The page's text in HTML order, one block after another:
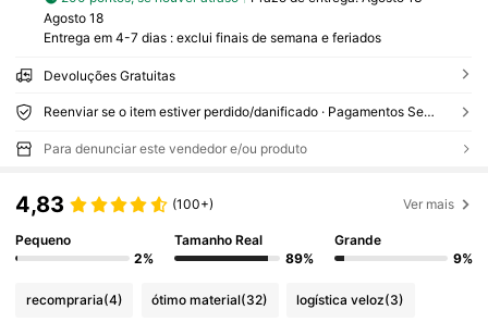
Agosto 18
Entrega em 4-7 dias : exclui finais de semana e feriados
Devoluções Gratuitas
Reenviar se o item estiver perdido/danificado · Pagamentos Seguros · Proteção de privacidade
Para denunciar este vendedor e/ou produto
4,83 (100+) Ver mais
Pequeno
2%
Tamanho Real
89%
Grande
9%
recompraria(4) ótimo material(32) logística veloz(3)